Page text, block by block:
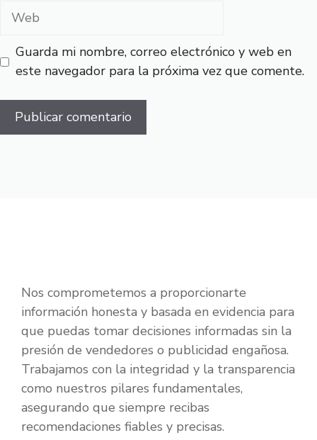
Web
Guarda mi nombre, correo electrónico y web en
este navegador para la próxima vez que comente.
Nos comprometemos a proporcionarte
información honesta y basada en evidencia para
que puedas tomar decisiones informadas sin la
presión de vendedores o publicidad engañosa.
Trabajamos con la integridad y la transparencia
como nuestros pilares fundamentales,
asegurando que siempre recibas
recomendaciones fiables y precisas.